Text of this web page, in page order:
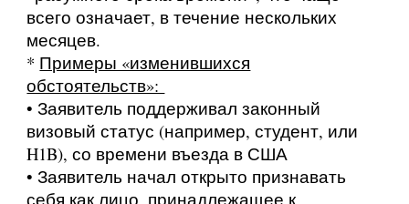
всего означает, в течение нескольких
месяцев.
* Примеры «изменившихся
обстоятельств»:
• Заявитель поддерживал законный
визовый статус (например, студент, или
H1B), со времени въезда в США
• Заявитель начал открыто признавать
себя как лицо, принадлежащее к